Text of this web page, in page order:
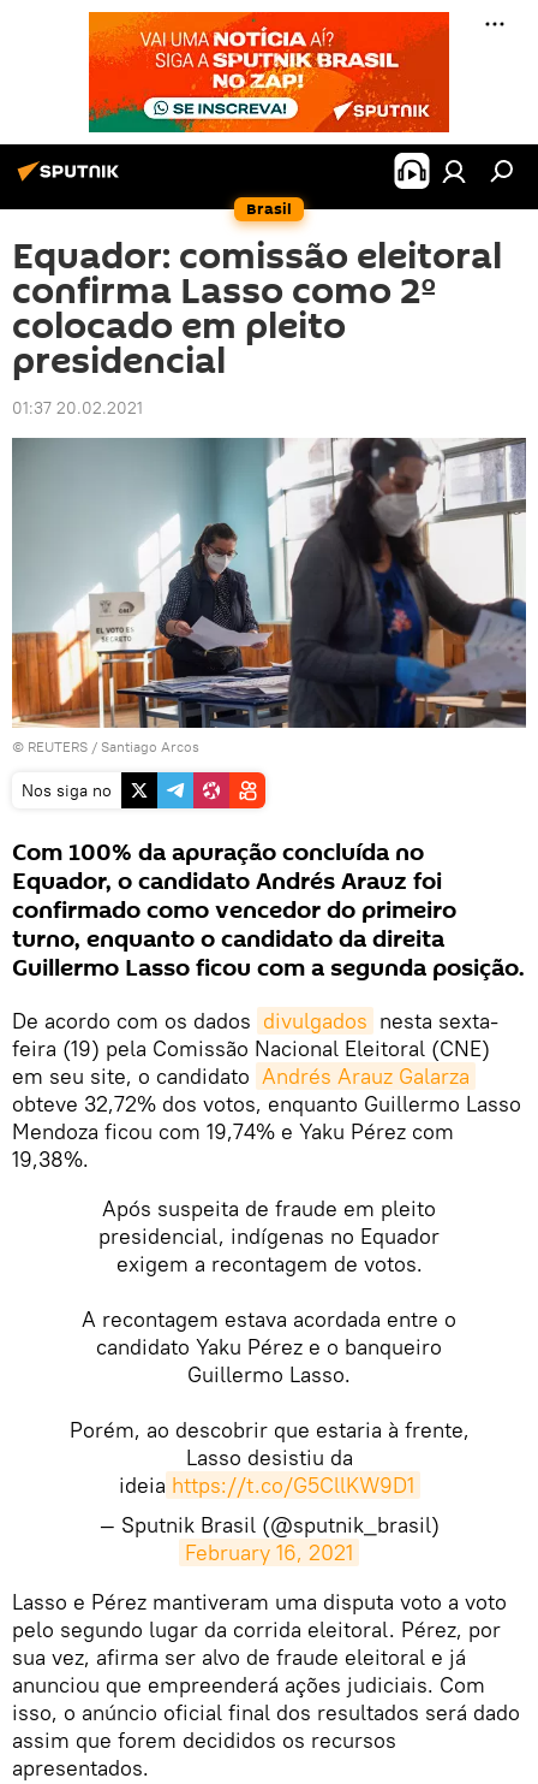
Brasil
Equador: comissão eleitoral
confirma Lasso como 2º
colocado em pleito
presidencial
01:37 20.02.2021
© REUTERS / Santiago Arcos
Nos siga no
Com 100% da apuração concluída no
Equador, o candidato Andrés Arauz foi
confirmado como vencedor do primeiro
turno, enquanto o candidato da direita
Guillermo Lasso ficou com a segunda posição.
De acordo com os dados divulgados nesta sexta-
feira (19) pela Comissão Nacional Eleitoral (CNE)
em seu site, o candidato Andrés Arauz Galarza
obteve 32,72% dos votos, enquanto Guillermo Lasso
Mendoza ficou com 19,74% e Yaku Pérez com
19,38%.
Após suspeita de fraude em pleito
presidencial, indígenas no Equador
exigem a recontagem de votos.
A recontagem estava acordada entre o
candidato Yaku Pérez e o banqueiro
Guillermo Lasso.
Porém, ao descobrir que estaria à frente,
Lasso desistiu da
ideia https://t.co/G5CllKW9D1
— Sputnik Brasil (@sputnik_brasil)
February 16, 2021
Lasso e Pérez mantiveram uma disputa voto a voto
pelo segundo lugar da corrida eleitoral. Pérez, por
sua vez, afirma ser alvo de fraude eleitoral e já
anunciou que empreenderá ações judiciais. Com
isso, o anúncio oficial final dos resultados será dado
assim que forem decididos os recursos
apresentados.